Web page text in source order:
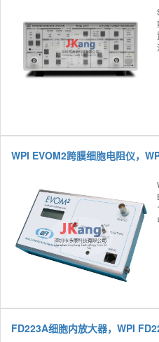
WPI EVOM2跨膜细胞电阻仪，
FD223A细胞内放大器，WPI